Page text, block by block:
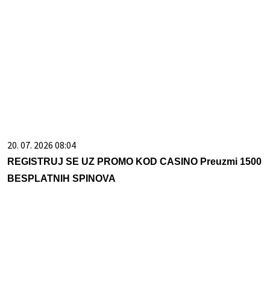
20. 07. 2026 08:04
REGISTRUJ SE UZ PROMO KOD CASINO Preuzmi 1500
BESPLATNIH SPINOVA